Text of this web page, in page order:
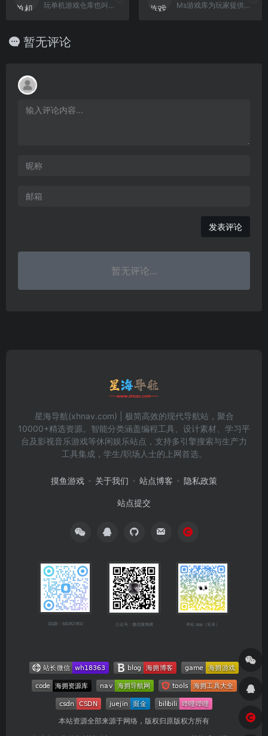
玩单机游戏仓库也叫玩单机网，提供单机游戏试玩与正版游戏推荐，提供单机游戏下载、游戏修改器下载、steam游戏账号分享。 Ms游戏库为玩家提供最新最全最热门的游戏资源、破解资源、汉化补丁等优质下载资源，包含PC、Switch、PS5、XBox、VR等多种平台游戏，以满足广大游戏爱 好者的需求，经多年努力已成为玩家首选的游戏资源平台。
暂无评论
发表评论
暂无评论...
星海导航(xhnav.com) | 极简高效的现代导航站，聚合
10000+精选资源。智能分类涵盖编程工具、设计素材、学习平
台及影视音乐游戏等休闲娱乐站点，支持多引擎搜索与生产力
工具集成，学生/职场人士的上网首选。
摸鱼游戏 关于我们 站点博客 隐私政策
站点提交
QQ群：682921902 公众号：微信搜海拥 本站 app（安卓）
本站资源全部来源于网络，版权归原版权方所有